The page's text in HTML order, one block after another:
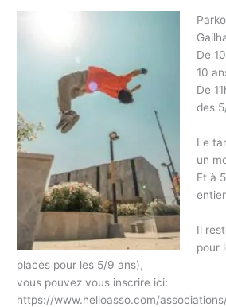
De
10
De
des
Le
un
Et à
Il
pour
places pour les 5/9 ans),
vous pouvez vous inscrire ici:
https://www.helloasso.com/